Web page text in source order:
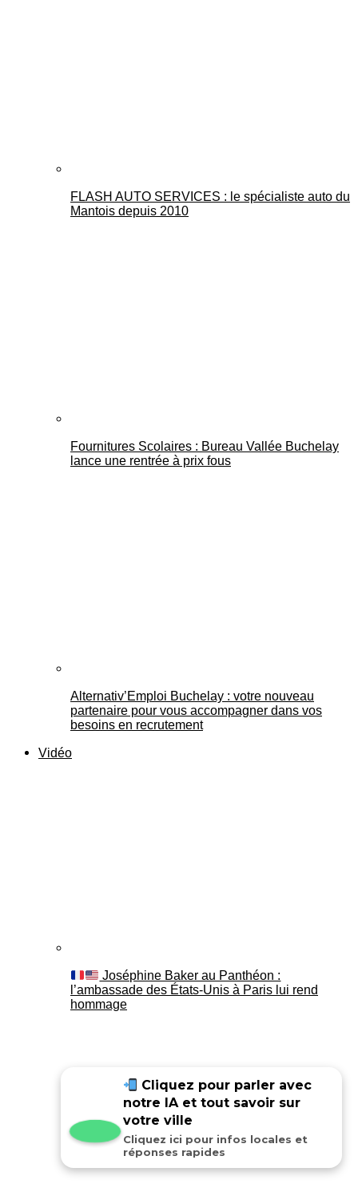
FLASH AUTO SERVICES : le spécialiste auto du
Mantois depuis 2010
Fournitures Scolaires : Bureau Vallée Buchelay
lance une rentrée à prix fous
Alternativ’Emploi Buchelay : votre nouveau
partenaire pour vous accompagner dans vos
besoins en recrutement
Vidéo
Joséphine Baker au Panthéon :
l’ambassade des États-Unis à Paris lui rend
hommage
Cliquez pour parler avec
notre IA et tout savoir sur
votre ville
Cliquez ici pour infos locales et
réponses rapides